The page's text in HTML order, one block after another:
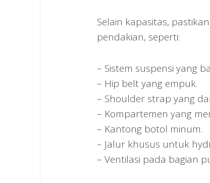
Selain kapasitas,
pendakian, seperti:
– Sistem suspensi yang
– Hip belt yang empuk.
– Shoulder strap yang
– Kompartemen yang
– Kantong botol minum.
– Jalur khusus untuk
– Ventilasi pada bagian